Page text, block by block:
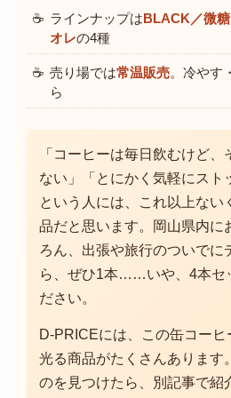
ラインナップはBLACK／微
オレの4種
売り場では常温販売。冷やす
ら
「コーヒーは毎日飲むけど
ない」「とにかく気軽にスト
という人には、これ以上ない
品だと思います。岡山県内に
ろん、出張や旅行のついでに
ら、ぜひ1本……いや、4本セ
ださい。
D-PRICEには、この缶コー
光る商品がたくさんあります
のを見つけたら、別記事で紹